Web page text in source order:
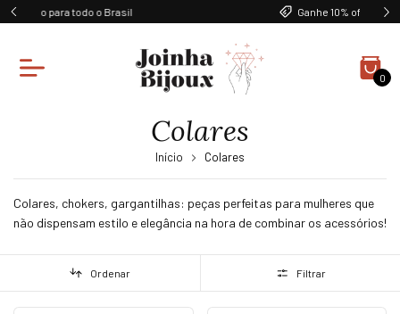
Ganhe 10% off na primeira compra
0
Colares
Início Colares
Colares, chokers, gargantilhas: peças perfeitas para mulheres que
não dispensam estilo e elegância na hora de combinar os acessórios!
Ordenar Filtrar